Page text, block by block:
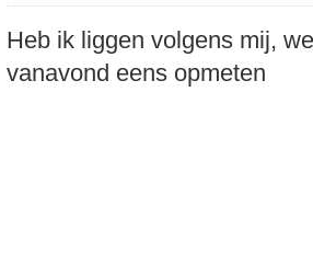
Heb ik liggen volgens mij,
vanavond eens opmeten